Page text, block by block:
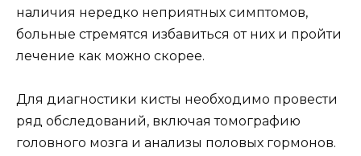
наличия нередко неприятных симптомов,
больные стремятся избавиться от них и пройти
лечение как можно скорее.
Для диагностики кисты необходимо провести
ряд обследований, включая томографию
головного мозга и анализы половых гормонов.